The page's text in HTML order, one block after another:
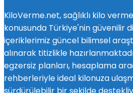
KiloVerme.net, sağlıklı kilo
konusunda Türkiye'nin güvenilir
içeriklerimiz güncel bilimsel
alınarak titizlikle
egzersiz planları, hesaplama
rehberleriyle ideal kilonuza